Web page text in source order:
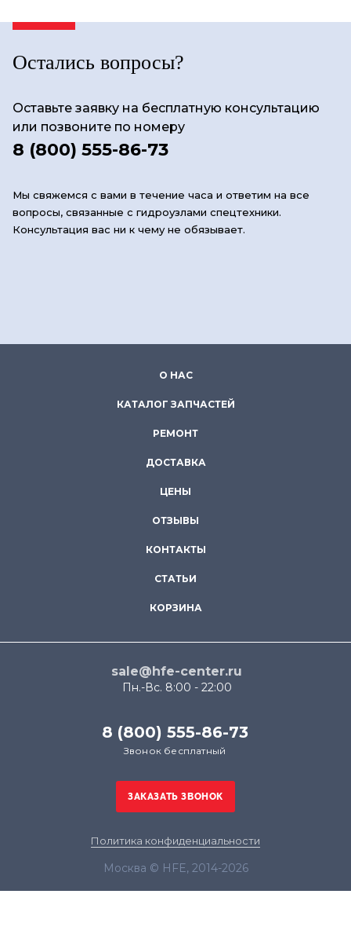
Остались вопросы?
Оставьте заявку на бесплатную консультацию
или позвоните по номеру
8 (800) 555-86-73
Мы свяжемся с вами в течение часа и ответим на все
вопросы, связанные с гидроузлами спецтехники.
Консультация вас ни к чему не обязывает.
О НАС
КАТАЛОГ ЗАПЧАСТЕЙ
РЕМОНТ
ДОСТАВКА
ЦЕНЫ
ОТЗЫВЫ
КОНТАКТЫ
СТАТЬИ
КОРЗИНА
sale@hfe-center.ru
Пн.-Вс. 8:00 - 22:00
8 (800) 555-86-73
Звонок бесплатный
Политика конфиденциальности
Москва © HFE, 2014-2026